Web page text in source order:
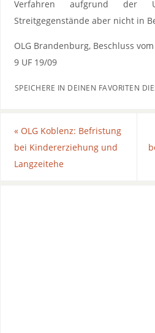
Verfahren aufgrund der
Streitgegenstände aber nicht in
OLG Brandenburg, Beschluss
9 UF 19/09
SPEICHERE IN DEINEN FAVORITEN
«OLG Koblenz: Befristung
bei Kindererziehung und
Langzeitehe